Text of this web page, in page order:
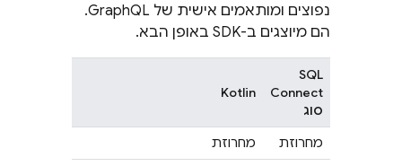
נפוצים ומותאמים אישית של GraphQL.
הם מיוצגים ב-SDK באופן הבא.
SQL
Connect
סוג
Kotlin
מחרוזת
מחרוזת